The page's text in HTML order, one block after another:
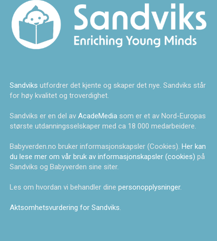
Sandviks utfordrer det kjente og skaper det nye. Sandviks står
for høy kvalitet og troverdighet.
Sandviks er en del av AcadeMedia som er et av Nord-Europas
største utdanningsselskaper med ca 18 000 medarbeidere.
Babyverden.no bruker informasjonskapsler (Cookies). Her kan
du lese mer om vår bruk av informasjonskapsler (cookies) på
Sandviks og Babyverden sine siter.
Les om hvordan vi behandler dine personopplysninger.
Aktsomhetsvurdering for Sandviks.